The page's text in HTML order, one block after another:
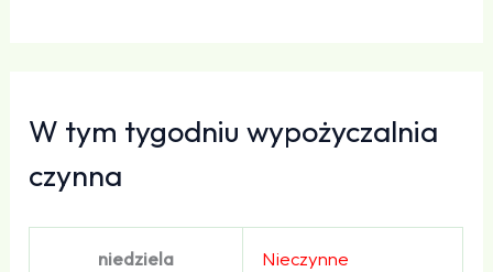
W tym tygodniu wypożyczalnia
czynna
niedziela Nieczynne